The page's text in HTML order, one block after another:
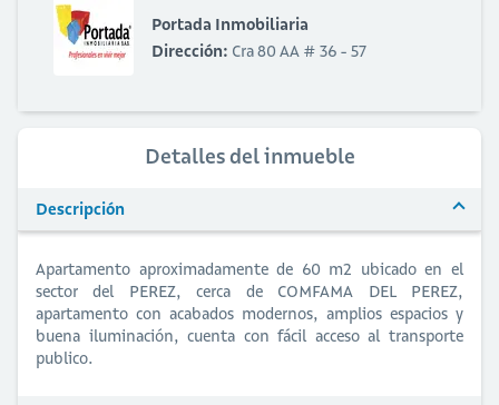
Portada Inmobiliaria
Dirección: Cra 80 AA # 36 - 57
Detalles del inmueble
Descripción
Apartamento aproximadamente de 60 m2 ubicado en el
sector del PEREZ, cerca de COMFAMA DEL PEREZ,
apartamento con acabados modernos, amplios espacios y
buena iluminación, cuenta con fácil acceso al transporte
publico.